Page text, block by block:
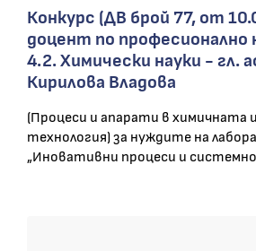
Конкурс (ДВ брой 77, от
доцент по професионално
4.2. Химически науки - гл.
Кирилова Владова
(Процеси и апарати в химичната
технология) за нуждите на
„Иновативни процеси и